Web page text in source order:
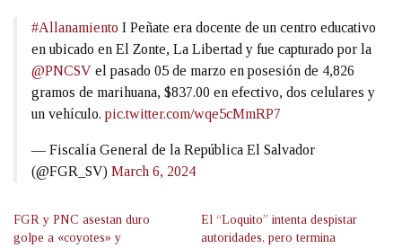
#Allanamiento I Peñate era docente de un centro educativo
en ubicado en El Zonte, La Libertad y fue capturado por la
@PNCSV el pasado 05 de marzo en posesión de 4,826
gramos de marihuana, $837.00 en efectivo, dos celulares y
un vehículo. pic.twitter.com/wqe5cMmRP7
— Fiscalía General de la República El Salvador
(@FGR_SV) March 6, 2024
FGR y PNC asestan duro
golpe a «coyotes» y
El “Loquito” intenta despistar
autoridades, pero termina